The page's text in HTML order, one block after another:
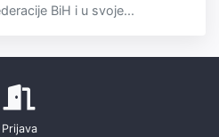
BiH i u svoje...
Prijava